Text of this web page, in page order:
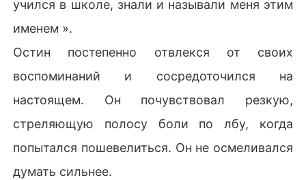
учился в школе, знали и называли меня этим
именем ».
Остин постепенно отвлекся от своих
воспоминаний и сосредоточился на
настоящем. Он почувствовал резкую,
стреляющую полосу боли по лбу, когда
попытался пошевелиться. Он не осмеливался
думать сильнее.